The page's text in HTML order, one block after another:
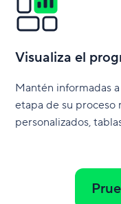
Visualiza el
Mantén informadas
etapa de su
personalizados,